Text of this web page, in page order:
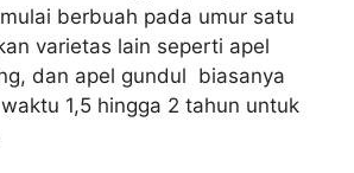
berbuah pada umur satu
varietas lain seperti apel
dan apel gundul biasanya
1,5 hingga 2 tahun untuk